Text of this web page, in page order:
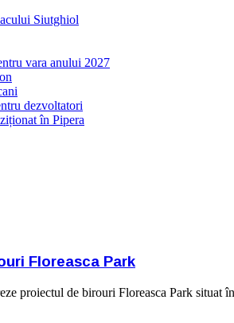
Siutghiol
vara anului 2027
dezvoltatori
în Pipera
Floreasca Park
proiectul de birouri Floreasca Park